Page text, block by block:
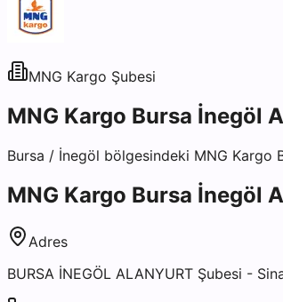
MNG Kargo Şubesi
MNG Kargo Bursa İnegöl
Bursa / İnegöl bölgesindeki MNG Kargo
MNG Kargo Bursa İnegöl
Adres
BURSA İNEGÖL ALANYURT Şubesi -